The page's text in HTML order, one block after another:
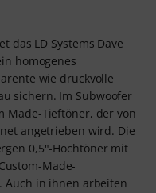
das LD Systems Dave
homogenes
wie druckvolle
sichern. Im Subwoofer
Made-Tieftöner, der von
angetrieben wird. Die
0,5"-Hochtöner mit
Made-
Auch in ihnen arbeiten